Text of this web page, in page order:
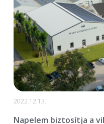
2022.12.13.
Napelem biztosítja a